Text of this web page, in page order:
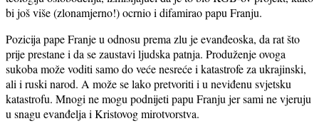
bi još više (zlonamjerno!) ocrnio i difamirao papu Franju.
Pozicija pape Franje u odnosu prema zlu je evanđeoska, da rat što
prije prestane i da se zaustavi ljudska patnja. Produženje ovoga
sukoba može voditi samo do veće nesreće i katastrofe za ukrajinski,
ali i ruski narod. A može se lako pretvoriti i u neviđenu svjetsku
katastrofu. Mnogi ne mogu podnijeti papu Franju jer sami ne vjeruju
u snagu evanđelja i Kristovog mirotvorstva.